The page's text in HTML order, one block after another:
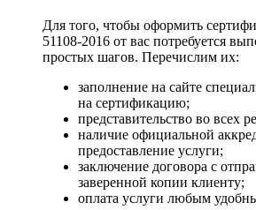
Для того, чтобы оформить
51108-2016 от вас потребуется
простых шагов. Перечислим их:
заполнение на сайте
на сертификацию;
представительство во всех
наличие официальной
предоставление услуги;
заключение договора с
заверенной копии клиенту;
оплата услуги любым